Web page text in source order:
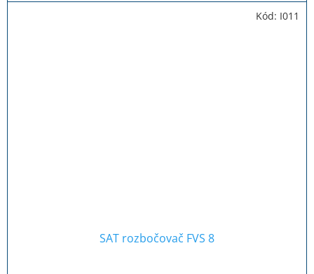
SAT rozbočovač FVS 8
Kód: I011